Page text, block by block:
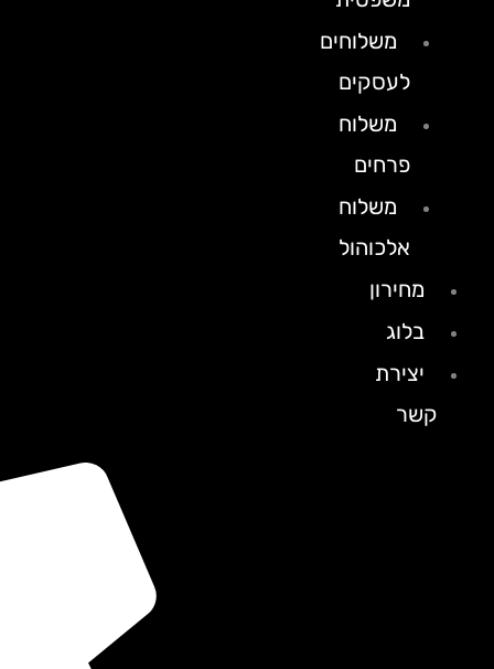
משלוחים
לעסקים
משלוח
פרחים
משלוח
אלכוהול
מחירון
בלוג
יצירת
קשר